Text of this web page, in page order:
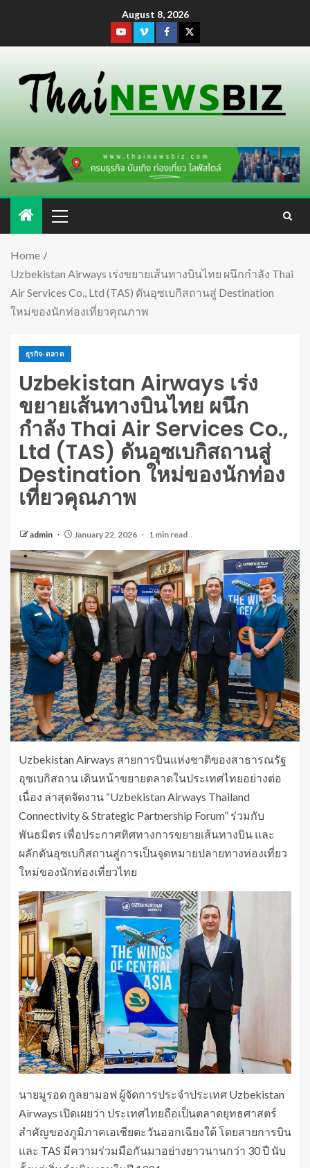
August 8, 2026
Home
Uzbekistan Airways เร่งขยายเส้นทางบินไทย ผนึกกำลัง Thai
Air Services Co., Ltd (TAS) ดันอุซเบกิสถานสู่ Destination
ใหม่ของนักท่องเที่ยวคุณภาพ
ธุรกิจ-ตลาด
Uzbekistan Airways เร่ง
ขยายเส้นทางบินไทย ผนึก
กำลัง Thai Air Services Co.,
Ltd (TAS) ดันอุซเบกิสถานสู่
Destination ใหม่ของนักท่อง
เที่ยวคุณภาพ
admin January 22, 2026 1 min read
Uzbekistan Airways สายการบินแห่งชาติของสาธารณรัฐ
อุซเบกิสถาน เดินหน้าขยายตลาดในประเทศไทยอย่างต่อ
เนื่อง ล่าสุดจัดงาน “Uzbekistan Airways Thailand
Connectivity & Strategic Partnership Forum” ร่วมกับ
พันธมิตร เพื่อประกาศทิศทางการขยายเส้นทางบิน และ
ผลักดันอุซเบกิสถานสู่การเป็นจุดหมายปลายทางท่องเที่ยว
ใหม่ของนักท่องเที่ยวไทย
นายมูรอด กูลยามอฟ ผู้จัดการประจำประเทศ Uzbekistan
Airways เปิดเผยว่า ประเทศไทยถือเป็นตลาดยุทธศาสตร์
สำคัญของภูมิภาคเอเชียตะวันออกเฉียงใต้ โดยสายการบิน
และ TAS มีความร่วมมือกันมาอย่างยาวนานกว่า 30 ปี นับ